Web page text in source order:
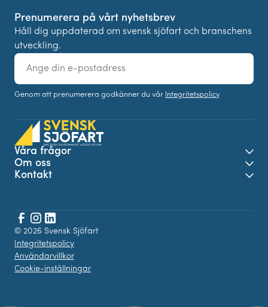
Prenumerera på vårt nyhetsbrev
Håll dig uppdaterad om svensk sjöfart och branschens
utveckling.
E-
post
Genom att prenumerera godkänner du vår Integritetspolicy
Våra frågor
Om oss
Kontakt
© 2026 Svensk Sjöfart
Integritetspolicy
Användarvillkor
Cookie-inställningar
Facebook
Instagram
LinkedIn